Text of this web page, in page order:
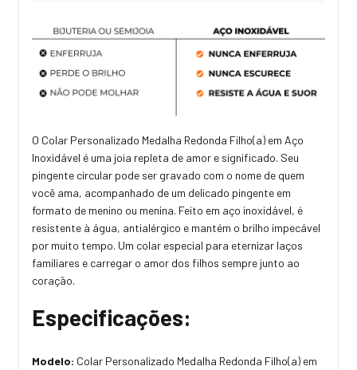
O Colar Personalizado Medalha Redonda Filho(a) em Aço
Inoxidável é uma joia repleta de amor e significado. Seu
pingente circular pode ser gravado com o nome de quem
você ama, acompanhado de um delicado pingente em
formato de menino ou menina. Feito em aço inoxidável, é
resistente à água, antialérgico e mantém o brilho impecável
por muito tempo. Um colar especial para eternizar laços
familiares e carregar o amor dos filhos sempre junto ao
coração.
Especificações:
Modelo: Colar Personalizado Medalha Redonda Filho(a) em